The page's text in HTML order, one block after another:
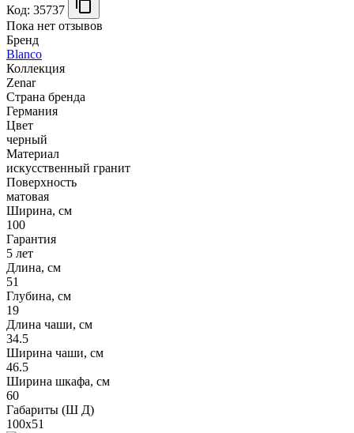
Код: 35737
Пока нет отзывов
Бренд
Blanco
Коллекция
Zenar
Страна бренда
Германия
Цвет
черный
Материал
искусственный гранит
Поверхность
матовая
Ширина, см
100
Гарантия
5 лет
Длина, см
51
Глубина, см
19
Длина чаши, см
34.5
Ширина чаши, см
46.5
Ширина шкафа, см
60
Габариты (Ш Д)
100х51